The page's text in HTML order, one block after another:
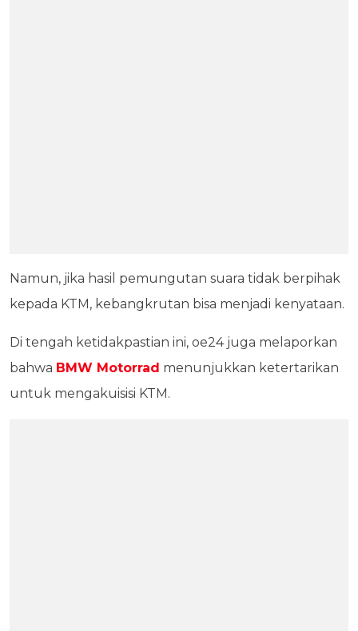
Namun, jika hasil pemungutan suara tidak berpihak
kepada KTM, kebangkrutan bisa menjadi kenyataan.
Di tengah ketidakpastian ini, oe24 juga melaporkan
bahwa BMW Motorrad menunjukkan ketertarikan
untuk mengakuisisi KTM.